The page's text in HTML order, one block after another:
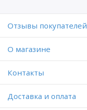
Отзывы покупателей
O магазине
Контакты
Доставка и оплата